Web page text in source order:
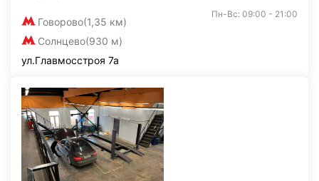
Говорово(1,35 км)
Солнцево(930 м)
Пн-Вс: 09:00 - 21:00
ул.Главмосстроя 7а